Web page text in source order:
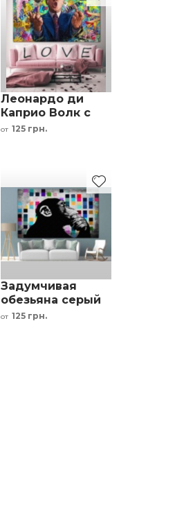
Леонардо ди
Каприо Волк с
Уолл Стрит
от 125 грн.
Задумчивая
обезьяна серый
фон
от 125 грн.